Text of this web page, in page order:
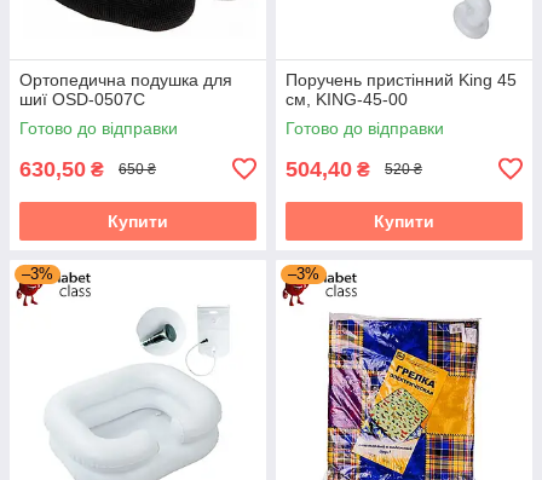
Ортопедична подушка для
шиї OSD-0507C
Готово до відправки
630,50 ₴ 650 ₴
Купити
Поручень пристінний King 45
см, KING-45-00
Готово до відправки
504,40 ₴ 520 ₴
Купити
–3% –3%